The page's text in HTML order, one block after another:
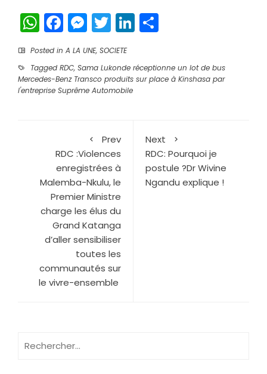
WhatsApp
Facebook
Messenger
TwitterLinkedIn
Posted in A LA UNE, SOCIETE
Tagged RDC, Sama Lukonde réceptionne un lot de bus
Mercedes-Benz Transco produits sur place à Kinshasa par
l'entreprise Suprême Automobile
Prev
RDC :Violences
enregistrées à
Malemba-Nkulu, le
Premier Ministre
charge les élus du
Grand Katanga
d’aller sensibiliser
toutes les
communautés sur
le vivre-ensemble
Next
RDC: Pourquoi je
postule ?Dr Wivine
Ngandu explique !